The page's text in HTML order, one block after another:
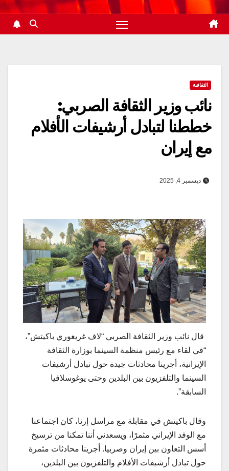
الثقافية
نائب وزير الثقافة الصربي:
خططنا لتبادل أرشيفات الأفلام
مع إيران
ديسمبر 4, 2025
قال نائب وزير الثقافة الصربي “لاف غريغوري باكيتش”،
“في لقاء مع رئيس منظمة السينما بوزارة الثقافة
الإيرانية، أجرينا محادثات جيدة حول تبادل أرشيفات
السينما والتلفزيون بين البلدين وحتى يوغوسلافيا
السابقة”.
وقال باكيتش في مقابلة مع مراسل إرنا، كان اجتماعنا
مع الوفد الإيراني مثمرًا، ويسعدني أننا تمكنا من ترسيخ
أسس التعاون بين إيران وصربيا. أجرينا محادثات مثمرة
حول تبادل أرشيفات الأفلام والتلفزيون بين البلدين،